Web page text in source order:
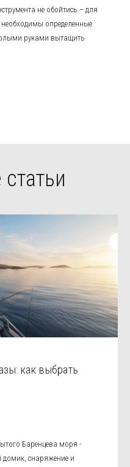
не обойтись – для
определенные
руками вытащить
как выбрать
Баренцева моря -
снаряжение и